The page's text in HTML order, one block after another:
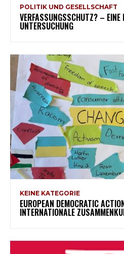
POLITIK UND GESELLSCHAFT
VERFASSUNGSSCHUTZ? – EINE
UNTERSUCHUNG
KEINE KATEGORIE
EUROPEAN DEMOCRATIC
INTERNATIONALE